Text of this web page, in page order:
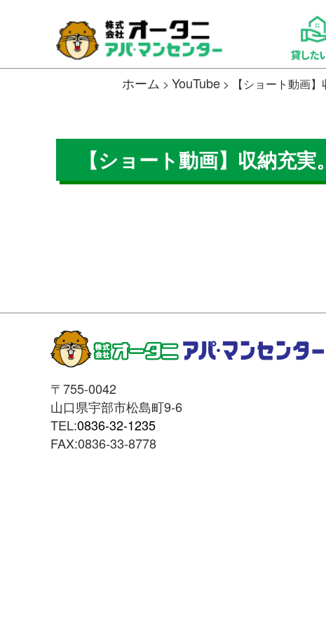
ホーム > YouTube > 【ショート動画
【ショート動画】収納充
〒755-0042
山口県宇部市松島町9-6
TEL:0836-32-1235
FAX:0836-33-8778